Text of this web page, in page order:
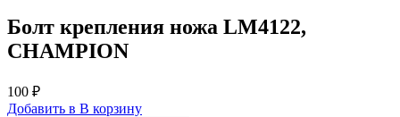
Болт крепления ножа LM4122,
CHAMPION
100 ₽
Добавить в В корзину